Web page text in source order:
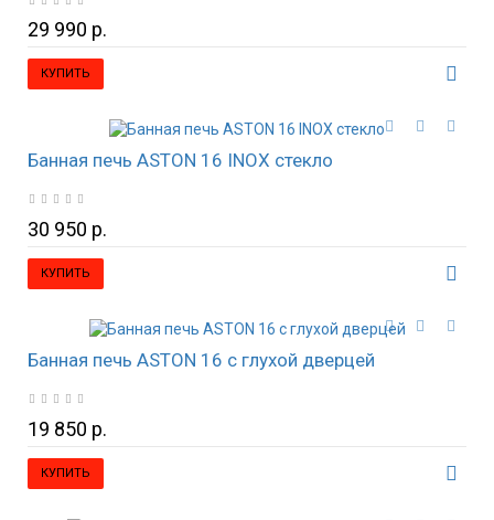
29 990 р.
КУПИТЬ
Банная печь ASTON 16 INOX стекло
30 950 р.
КУПИТЬ
Банная печь ASTON 16 с глухой дверцей
19 850 р.
КУПИТЬ